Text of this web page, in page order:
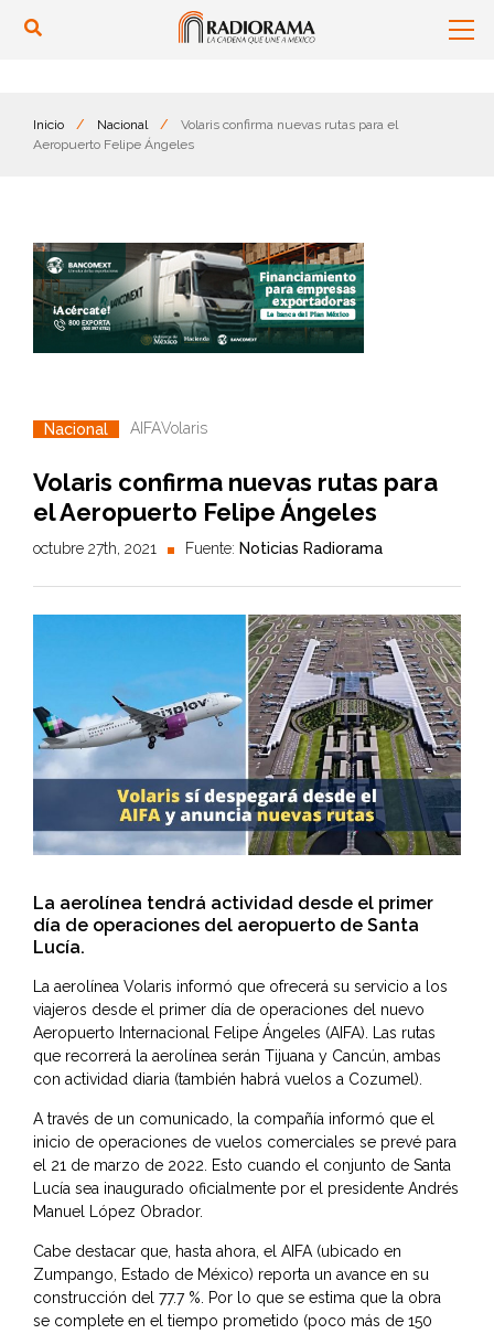
Inicio / Nacional /
Volaris confirma nuevas rutas para el
Aeropuerto Felipe Ángeles
Nacional AIFAVolaris
Volaris confirma nuevas rutas para
el Aeropuerto Felipe Ángeles
octubre 27th, 2021 Fuente: Noticias Radiorama
La aerolínea tendrá actividad desde el primer
día de operaciones del aeropuerto de Santa
Lucía.
La aerolínea Volaris informó que ofrecerá su servicio a los
viajeros desde el primer día de operaciones del nuevo
Aeropuerto Internacional Felipe Ángeles (AIFA). Las rutas
que recorrerá la aerolínea serán Tijuana y Cancún, ambas
con actividad diaria (también habrá vuelos a Cozumel).
A través de un comunicado, la compañía informó que el
inicio de operaciones de vuelos comerciales se prevé para
el 21 de marzo de 2022. Esto cuando el conjunto de Santa
Lucía sea inaugurado oficialmente por el presidente Andrés
Manuel López Obrador.
Cabe destacar que, hasta ahora, el AIFA (ubicado en
Zumpango, Estado de México) reporta un avance en su
construcción del 77.7 %. Por lo que se estima que la obra
se complete en el tiempo prometido (poco más de 150